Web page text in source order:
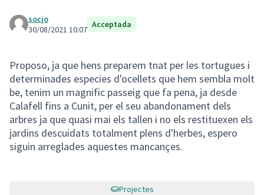
socjo
30/08/2021 10:07 Acceptada
Proposo, ja que hens preparem tnat per les tortugues i
determinades especies d'ocellets que hem sembla molt
be, tenim un magnific passeig que fa pena, ja desde
Calafell fins a Cunit, per el seu abandonament dels
arbres ja que quasi mai els tallen i no els restituexen els
jardins descuidats totalment plens d'herbes, espero
siguin arreglades aquestes mancançes.
Projectes